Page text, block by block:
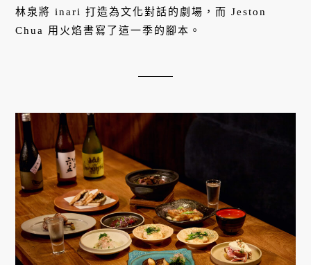
林泉將 inari 打造為文化對話的劇場，而 Jeston
Chua 用火焰書寫了這一季的腳本。